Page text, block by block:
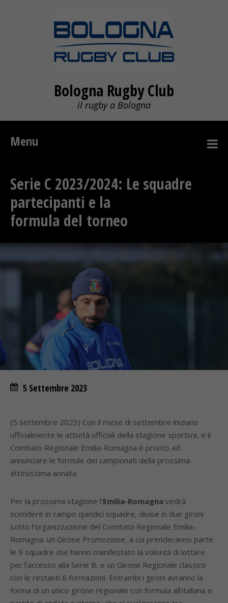
Bologna Rugby Club
il rugby a Bologna
Menu
Serie C 2023/2024: Le squadre
partecipanti e la
formula del torneo
5 Settembre 2023
(5 settembre 2023) Con il mese di settembre iniziano
ufficialmente le attività ufficiali della stagione sportiva, e il
Comitato Regionale Emilia-Romagna è pronto ad
annunciare le formule dei campionati della prossima
attesissima annata.
Per la prossima stagione l’Emilia-Romagna vedrà
scendere in campo quindici squadre, divise in due gironi
sotto l’organizzazione del Comitato Regionale Emilia-
Romagna: un Girone Promozione, a cui prenderanno parte
le 9 squadre che hanno manifestato la volontà di lottare
per l’accesso alla Serie B, e un Girone Regionale classico
con le restanti 6 formazioni. Entrambi i gironi avranno la
forma di un unico girone regionale con formula all’italiana e